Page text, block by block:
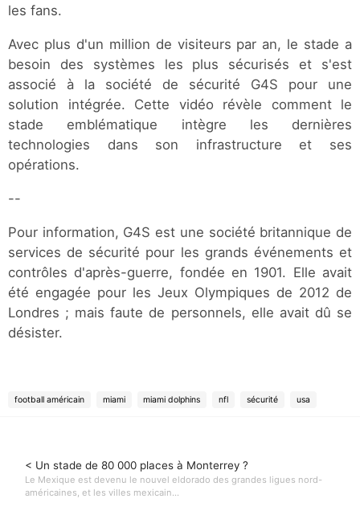
les fans.
Avec plus d'un million de visiteurs par an, le stade a
besoin des systèmes les plus sécurisés et s'est
associé à la société de sécurité G4S pour une
solution intégrée. Cette vidéo révèle comment le
stade emblématique intègre les dernières
technologies dans son infrastructure et ses
opérations.
--
Pour information, G4S est une société britannique de
services de sécurité pour les grands événements et
contrôles d'après-guerre, fondée en 1901. Elle avait
été engagée pour les Jeux Olympiques de 2012 de
Londres ; mais faute de personnels, elle avait dû se
désister.
football américain miami miami dolphins nfl sécurité usa
< Un stade de 80 000 places à Monterrey ?
Le Mexique est devenu le nouvel eldorado des grandes ligues nord-
américaines, et les villes mexicain...